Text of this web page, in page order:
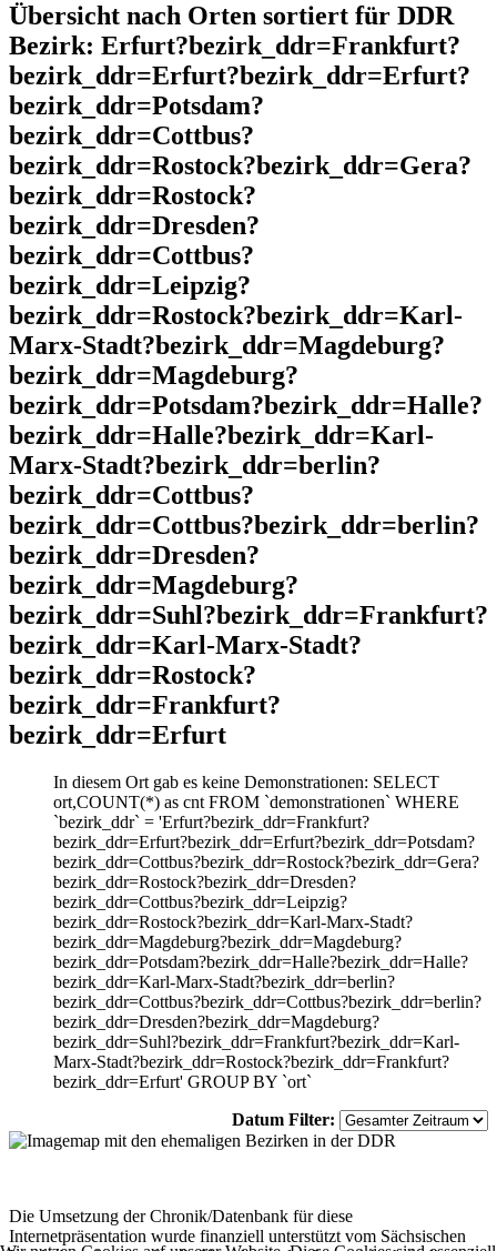
Übersicht nach Orten sortiert für DDR
Bezirk: Erfurt?bezirk_ddr=Frankfurt?
bezirk_ddr=Erfurt?bezirk_ddr=Erfurt?
bezirk_ddr=Potsdam?
bezirk_ddr=Cottbus?
bezirk_ddr=Rostock?bezirk_ddr=Gera?
bezirk_ddr=Rostock?
bezirk_ddr=Dresden?
bezirk_ddr=Cottbus?
bezirk_ddr=Leipzig?
bezirk_ddr=Rostock?bezirk_ddr=Karl-
Marx-Stadt?bezirk_ddr=Magdeburg?
bezirk_ddr=Magdeburg?
bezirk_ddr=Potsdam?bezirk_ddr=Halle?
bezirk_ddr=Halle?bezirk_ddr=Karl-
Marx-Stadt?bezirk_ddr=berlin?
bezirk_ddr=Cottbus?
bezirk_ddr=Cottbus?bezirk_ddr=berlin?
bezirk_ddr=Dresden?
bezirk_ddr=Magdeburg?
bezirk_ddr=Suhl?bezirk_ddr=Frankfurt?
bezirk_ddr=Karl-Marx-Stadt?
bezirk_ddr=Rostock?
bezirk_ddr=Frankfurt?
bezirk_ddr=Erfurt
In diesem Ort gab es keine Demonstrationen: SELECT
ort,COUNT(*) as cnt FROM `demonstrationen` WHERE
`bezirk_ddr` = 'Erfurt?bezirk_ddr=Frankfurt?
bezirk_ddr=Erfurt?bezirk_ddr=Erfurt?bezirk_ddr=Potsdam?
bezirk_ddr=Cottbus?bezirk_ddr=Rostock?bezirk_ddr=Gera?
bezirk_ddr=Rostock?bezirk_ddr=Dresden?
bezirk_ddr=Cottbus?bezirk_ddr=Leipzig?
bezirk_ddr=Rostock?bezirk_ddr=Karl-Marx-Stadt?
bezirk_ddr=Magdeburg?bezirk_ddr=Magdeburg?
bezirk_ddr=Potsdam?bezirk_ddr=Halle?bezirk_ddr=Halle?
bezirk_ddr=Karl-Marx-Stadt?bezirk_ddr=berlin?
bezirk_ddr=Cottbus?bezirk_ddr=Cottbus?bezirk_ddr=berlin?
bezirk_ddr=Dresden?bezirk_ddr=Magdeburg?
bezirk_ddr=Suhl?bezirk_ddr=Frankfurt?bezirk_ddr=Karl-
Marx-Stadt?bezirk_ddr=Rostock?bezirk_ddr=Frankfurt?
bezirk_ddr=Erfurt' GROUP BY `ort`
Datum Filter:
Die Umsetzung der Chronik/Datenbank für diese
Internetpräsentation wurde finanziell unterstützt vom Sächsischen